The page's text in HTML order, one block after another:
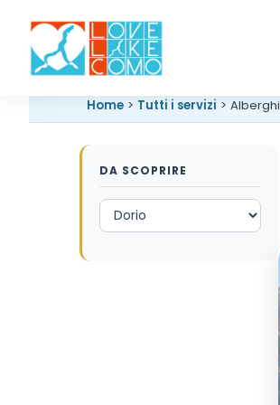
Home > Tutti i servizi > Alberghi
DA SCOPRIRE